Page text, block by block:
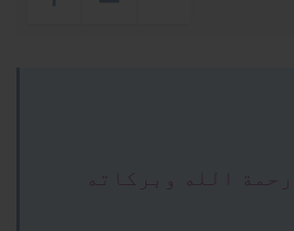
الله وبركاته